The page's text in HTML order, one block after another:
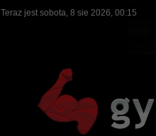
Teraz jest sobota, 8 sie 2026, 00:15